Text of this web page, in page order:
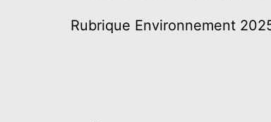
Rubrique Environnement